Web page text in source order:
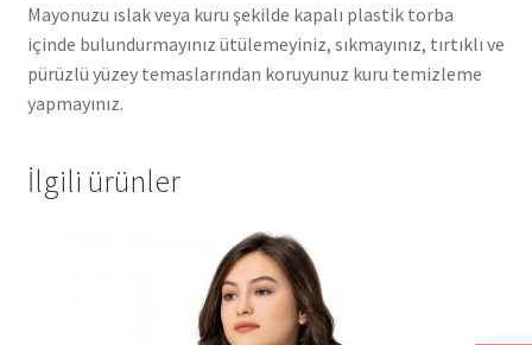
Mayonuzu ıslak veya kuru şekilde kapalı plastik torba
içinde bulundurmayınız ütülemeyiniz, sıkmayınız, tırtıklı ve
pürüzlü yüzey temaslarından koruyunuz kuru temizleme
yapmayınız.
İlgili ürünler